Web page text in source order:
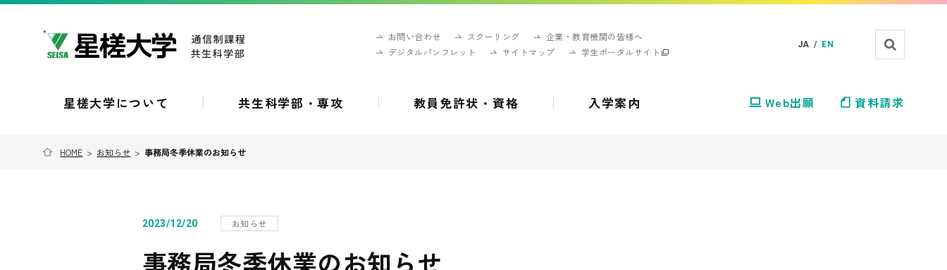
お問い合わせ スクーリング
企業・教育機関の皆様へ
デジタルパンフレット
サイトマップ 学生ポータルサイト
JA / EN
星槎大学について 共生科学部・専攻 教員免許状・資格 入学案内 Web出願 資料請求
HOME > お知らせ > 事務局冬季休業のお知らせ
2023/12/20 お知らせ
事務局冬季休業のお知らせ